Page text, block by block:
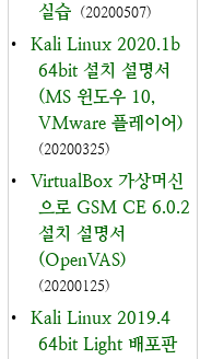
실습 (20200507)
•
Kali Linux 2020.1b
64bit 설치 설명서
(MS 윈도우 10,
VMware 플레이어)
(20200325)
•
VirtualBox 가상머신
으로 GSM CE 6.0.2
설치 설명서
(OpenVAS)
(20200125)
•
Kali Linux 2019.4
64bit Light 배포판